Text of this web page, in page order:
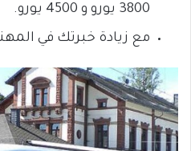
3800 يورو و 4500 يورو.
مع زيادة خبرتك في